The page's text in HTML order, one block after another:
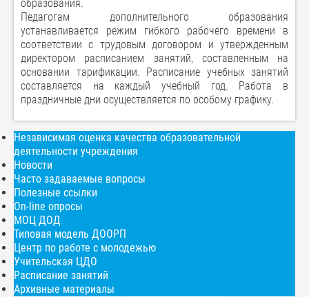
образования.
Педагогам дополнительного образования
устанавливается режим гибкого рабочего времени в
соответствии с трудовым договором и утвержденным
директором расписанием занятий, составленным на
основании тарификации. Расписание учебных занятий
составляется на каждый учебный год. Работа в
праздничные дни осуществляется по особому графику.
Независимая оценка качества образовательной
деятельности учреждения
Новости
Часто задаваемые вопросы
Полезные ссылки
On-line опросы
МОЦ ДОД
Типовая модель ДООРП
Центр по работе с молодежью
Учительская ЦДО
Расписание занятий
Архивные материалы